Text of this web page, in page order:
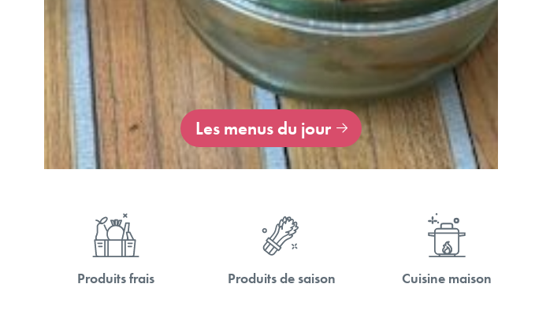
Les menus du jour
Produits frais Produits de saison Cuisine maison